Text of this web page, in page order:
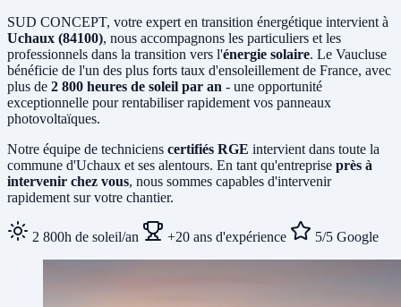
SUD CONCEPT, votre expert en transition énergétique intervient à
Uchaux (84100), nous accompagnons les particuliers et les
professionnels dans la transition vers l'énergie solaire. Le Vaucluse
bénéficie de l'un des plus forts taux d'ensoleillement de France, avec
plus de 2 800 heures de soleil par an - une opportunité
exceptionnelle pour rentabiliser rapidement vos panneaux
photovoltaïques.
Notre équipe de techniciens certifiés RGE intervient dans toute la
commune d'Uchaux et ses alentours. En tant qu'entreprise près à
intervenir chez vous, nous sommes capables d'intervenir
rapidement sur votre chantier.
2 800h de soleil/an +20 ans d'expérience 5/5 Google